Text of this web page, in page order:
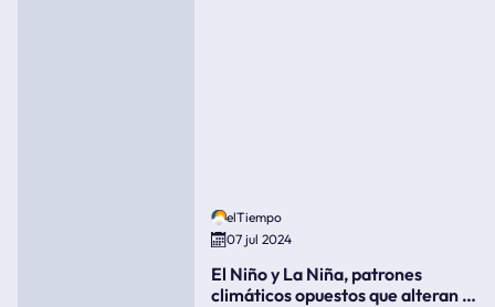
elTiempo
07 jul 2024
El Niño y La Niña, patrones
climáticos opuestos que alteran la